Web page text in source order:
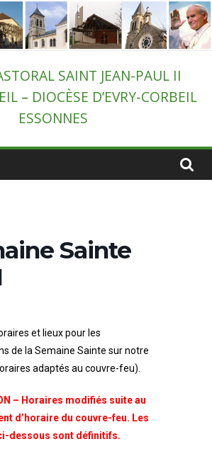
SAINT JEAN-PAUL II
– DIOCÈSE D’EVRY-CORBEIL
ESSONNES
Sainte
et lieux pour les
de la Semaine Sainte sur notre
adaptés au couvre-feu).
– Horaires modifiés suite au
d’horaire du couvre-feu. Les
dessous sont définitifs.